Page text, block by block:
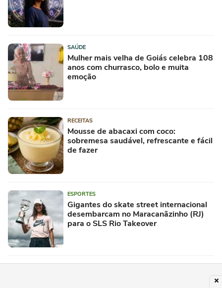
SAÚDE
Mulher mais velha de Goiás celebra 108
anos com churrasco, bolo e muita
emoção
RECEITAS
Mousse de abacaxi com coco:
sobremesa saudável, refrescante e fácil
de fazer
ESPORTES
Gigantes do skate street internacional
desembarcam no Maracanãzinho (RJ)
para o SLS Rio Takeover